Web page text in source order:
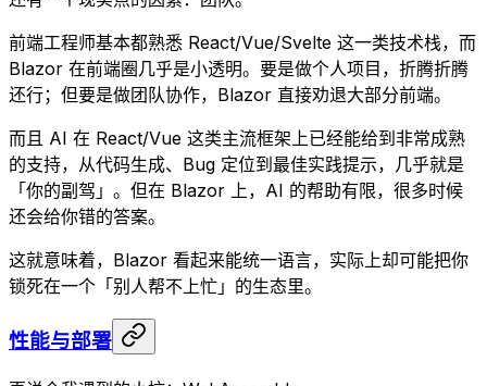
前端工程师基本都熟悉 React/Vue/Svelte 这一类技术栈，而
Blazor 在前端圈几乎是小透明。要是做个人项目，折腾折腾
还行；但要是做团队协作，Blazor 直接劝退大部分前端。
而且 AI 在 React/Vue 这类主流框架上已经能给到非常成熟
的支持，从代码生成、Bug 定位到最佳实践提示，几乎就是
「你的副驾」。但在 Blazor 上，AI 的帮助有限，很多时候
还会给你错的答案。
这就意味着，Blazor 看起来能统一语言，实际上却可能把你
锁死在一个「别人帮不上忙」的生态里。
性能与部署